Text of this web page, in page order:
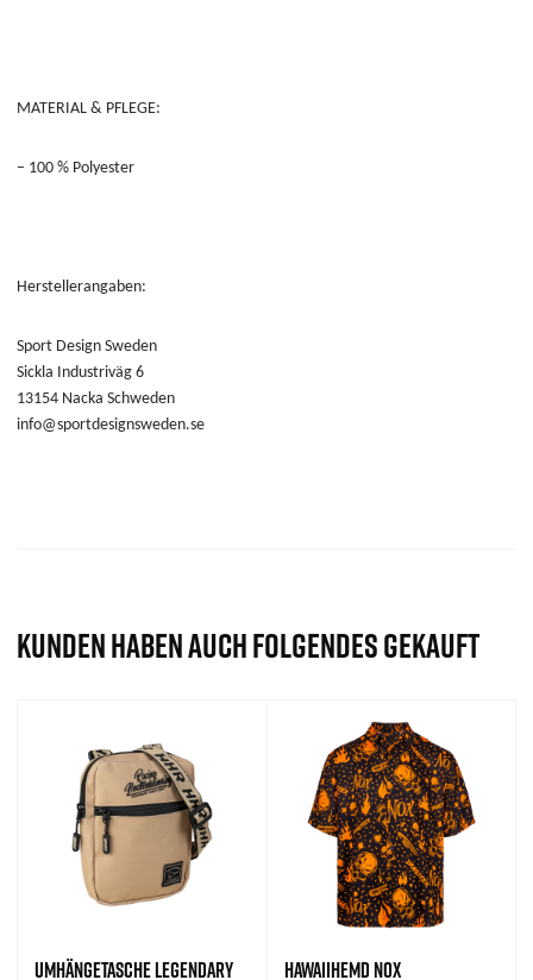
MATERIAL & PFLEGE:
– 100 % Polyester
Herstellerangaben:
Sport Design Sweden
Sickla Industriväg 6
13154 Nacka Schweden
info@sportdesignsweden.se
KUNDEN HABEN AUCH FOLGENDES GEKAUFT
UMHÄNGETASCHE LEGENDARY HAWAIIHEMD NOX